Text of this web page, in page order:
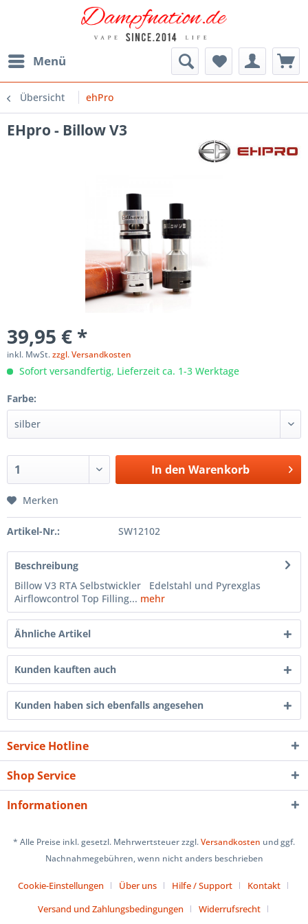
Menü
Übersicht ehPro
EHpro - Billow V3
39,95 € *
inkl. MwSt.zzgl. Versandkosten
Sofort versandfertig, Lieferzeit ca. 1-3 Werktage
Farbe:
In den Warenkorb
Merken
Artikel-Nr.: SW12102
Beschreibung
Billow V3 RTA Selbstwickler Edelstahl und Pyrexglas
Airflowcontrol Top Filling... mehr
Ähnliche Artikel
Kunden kauften auch
Kunden haben sich ebenfalls angesehen
Service Hotline
Shop Service
Informationen
* Alle Preise inkl. gesetzl. Mehrwertsteuer zzgl.Versandkosten und ggf.
Nachnahmegebühren, wenn nicht anders beschrieben
Cookie-Einstellungen Über uns Hilfe / Support
Kontakt
Versand und Zahlungsbedingungen
Widerrufsrecht